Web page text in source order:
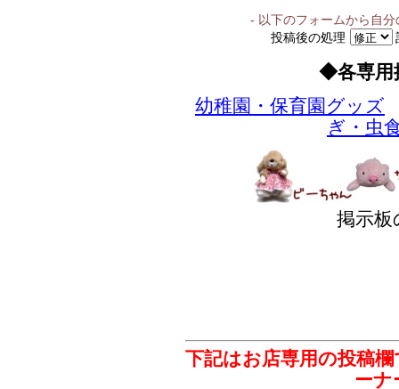
- 以下のフォームから自
投稿後の処理
◆各専用
幼稚園・保育園グッズ
ぎ・虫
掲示板
下記はお店専用の投稿
ーナ